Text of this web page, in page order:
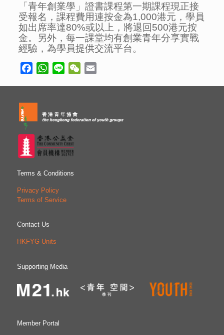
「青年創業學」證書課程第一期課程現正接
受報名，課程費用連按金為1,000港元，學員
如出席率達80%或以上，將退回500港元按
金。另外，每一課堂均有創業青年分享實戰
經驗，為學員提供交流平台。
FacebookWhatsApp
Line WeChat
Terms & Conditions
Privacy Policy
Terms of Service
Contact Us
HKFYG Units
Supporting Media
Member Portal